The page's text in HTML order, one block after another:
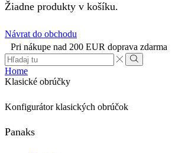
Žiadne produkty v košíku.
Návrat do obchodu
Pri nákupe nad 200 EUR doprava zdarma
Search
input
Search
Home
Klasické obrúčky
Konfigurátor klasických obrúčok
Panaks